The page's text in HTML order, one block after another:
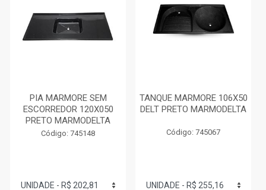
PIA MARMORE SEM
ESCORREDOR 120X050
PRETO MARMODELTA
Código: 745148
TANQUE MARMORE 106X50
DELT PRETO MARMODELTA
Código: 745067